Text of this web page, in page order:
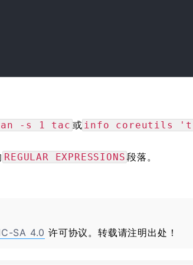
-s 1 tac 或 info coreutils
REGULAR EXPRESSIONS 段落。
SA 4.0 许可协议。转载请注明出处！